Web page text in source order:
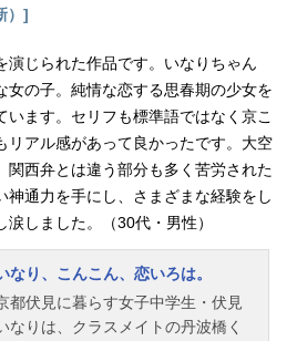
主題歌OP：「One
）]
演じられた作品です。いなりちゃん
女の子。純情な恋する思春期の少女を
います。セリフも標準語ではなく京こ
リアル感があって良かったです。大空
関西弁とは違う部分も多く苦労された
神通力を手にし、さまざまな経験をし
しました。（30代・男性）
なり、こんこん、恋いろは。
都伏見に暮らす女子中学生・伏見
なりは、クラスメイトの丹波橋く